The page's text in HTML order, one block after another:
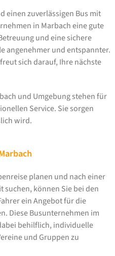
einen zuverlässigen Bus mit
in Marbach eine gute
und eine sichere
angenehmer und entspannter.
sich darauf, Ihre nächste
und Umgebung stehen für
Service. Sie sorgen
wird.
planen und nach einer
können Sie bei den
ein Angebot für die
Diese Busunternehmen im
behilflich, individuelle
und Gruppen zu